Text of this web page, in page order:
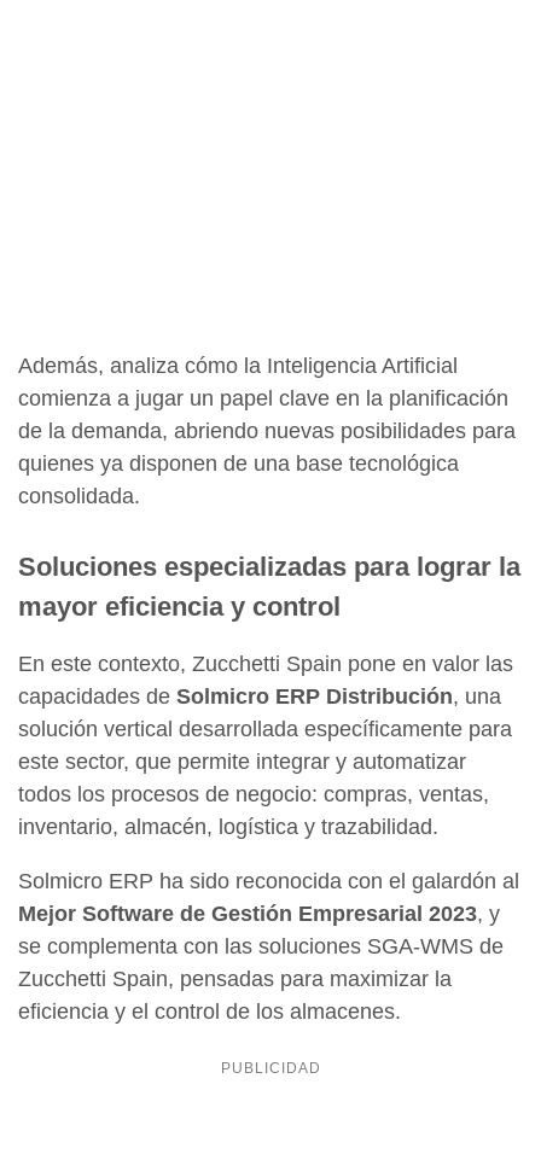
Además, analiza cómo la Inteligencia Artificial
comienza a jugar un papel clave en la planificación
de la demanda, abriendo nuevas posibilidades para
quienes ya disponen de una base tecnológica
consolidada.
Soluciones especializadas para lograr la
mayor eficiencia y control
En este contexto, Zucchetti Spain pone en valor las
capacidades de Solmicro ERP Distribución, una
solución vertical desarrollada específicamente para
este sector, que permite integrar y automatizar
todos los procesos de negocio: compras, ventas,
inventario, almacén, logística y trazabilidad.
Solmicro ERP ha sido reconocida con el galardón al
Mejor Software de Gestión Empresarial 2023, y
se complementa con las soluciones SGA-WMS de
Zucchetti Spain, pensadas para maximizar la
eficiencia y el control de los almacenes.